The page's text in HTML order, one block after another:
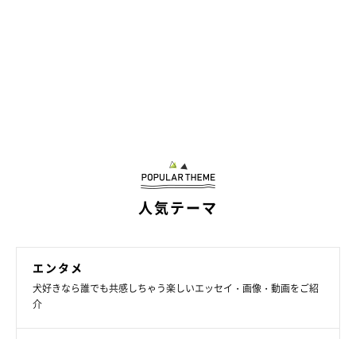
人気テーマ
エンタメ
犬好きなら誰でも共感しちゃう楽しいエッセイ・画像・動画をご紹
介